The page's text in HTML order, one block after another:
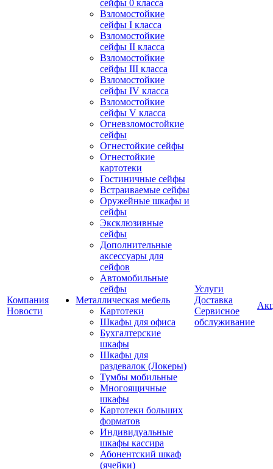
Компания
Новости
сейфы 0 класса
Взломостойкие
сейфы I класса
Взломостойкие
сейфы II класса
Взломостойкие
сейфы III класса
Взломостойкие
сейфы IV класса
Взломостойкие
сейфы V класса
Огневзломостойкие
сейфы
Огнестойкие сейфы
Огнестойкие
картотеки
Гостиничные сейфы
Встраиваемые сейфы
Оружейные шкафы и
сейфы
Эксклюзивные
сейфы
Дополнительные
аксессуары для
сейфов
Автомобильные
сейфы
Металлическая мебель
Картотеки
Шкафы для офиса
Бухгалтерские
шкафы
Шкафы для
раздевалок (Локеры)
Тумбы мобильные
Многоящичные
шкафы
Картотеки больших
форматов
Индивидуальные
шкафы кассира
Абонентский шкаф
(ячейки)
Услуги
Доставка
Сервисное
обслуживание